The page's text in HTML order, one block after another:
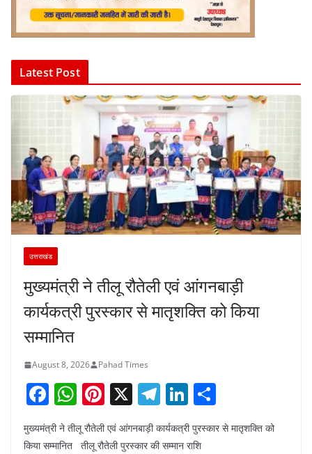
Latest Post
उत्तराखंड
मुख्यमंत्री ने तीलू रौतेली एवं आंगनबाड़ी
कार्यकत्री पुरस्कार से मातृशक्ति को किया
सम्मानित
August 8, 2026 Pahad Times
F
a
c
W
h
at
Pi
nt
er
X T
el
e
Li
n
k
h
ar
मुख्यमंत्री ने तीलू रौतेली एवं आंगनबाड़ी कार्यकत्री पुरस्कार से मातृशक्ति को
किया सम्मानित तीलू रौतेली पुरस्कार की सम्मान राशि